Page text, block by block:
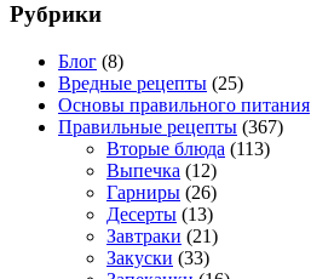
Рубрики
Блог (8)
Вредные рецепты (25)
Основы правильного питания
Правильные рецепты (367)
Вторые блюда (113)
Выпечка (12)
Гарниры (26)
Десерты (13)
Завтраки (21)
Закуски (33)